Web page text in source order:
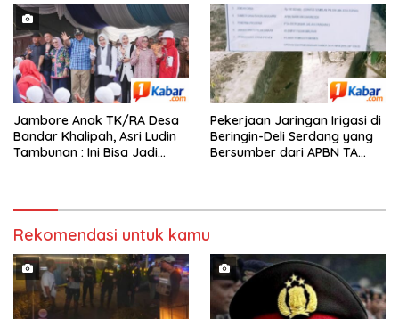
Jambore Anak TK/RA Desa
Bandar Khalipah, Asri Ludin
Tambunan : Ini Bisa Jadi
Pekerjaan Jaringan Irigasi di
Beringin-Deli Serdang yang
Bersumber dari APBN TA
Rekomendasi untuk kamu